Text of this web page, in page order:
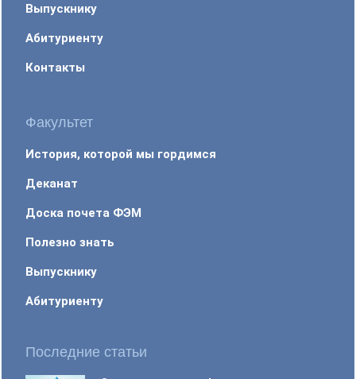
Выпускнику
Абитуриенту
Контакты
Факультет
История, которой мы гордимся
Деканат
Доска почета ФЭМ
Полезно знать
Выпускнику
Абитуриенту
Последние статьи